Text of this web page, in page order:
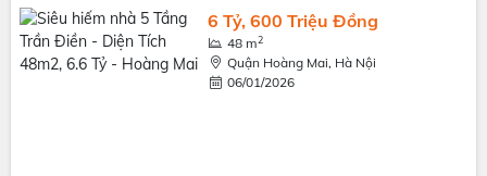
6 Tỷ, 600 Triệu Đồng
48 m2
Quận Hoàng Mai, Hà Nội
06/01/2026